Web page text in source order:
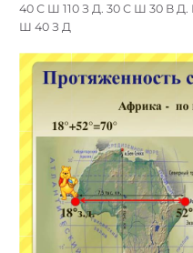
40 С Ш 110 З Д. 30 С Ш 30 В
Ш 40 З Д